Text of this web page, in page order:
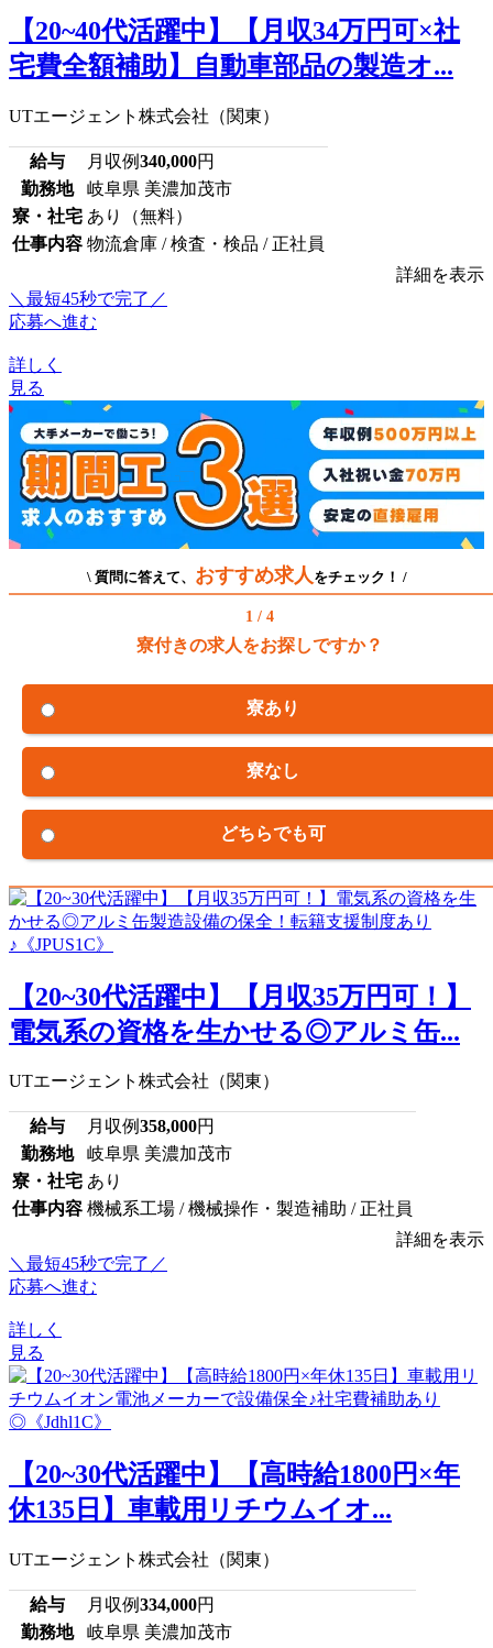
【20~40代活躍中】【月収34万円可×社
宅費全額補助】自動車部品の製造オ...
UTエージェント株式会社（関東）
給与 月収例340,000円
勤務地
岐阜県 美濃加茂市
寮・社宅 あり（無料）
仕事内容 物流倉庫 / 検査・検品 / 正社員
詳細を表示
＼最短45秒で完了／
応募へ進む
詳しく
見る
\ 質問に答えて、 おすすめ求人 をチェック！ /
1 / 4
寮付きの求人をお探しですか？
寮あり
寮なし
どちらでも可
【20~30代活躍中】【月収35万円可！】
電気系の資格を生かせる◎アルミ缶...
UTエージェント株式会社（関東）
給与 月収例358,000円
勤務地
岐阜県 美濃加茂市
寮・社宅 あり
仕事内容 機械系工場 / 機械操作・製造補助 / 正社員
詳細を表示
＼最短45秒で完了／
応募へ進む
詳しく
見る
【20~30代活躍中】【高時給1800円×年
休135日】車載用リチウムイオ...
UTエージェント株式会社（関東）
給与 月収例334,000円
勤務地
岐阜県 美濃加茂市